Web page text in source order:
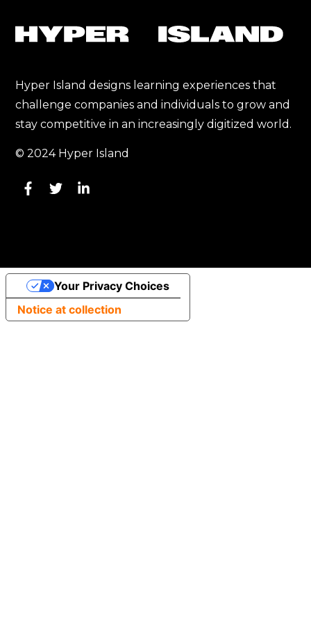
Hyper Island designs learning experiences that
challenge companies and individuals to grow and
stay competitive in an increasingly digitized world.
© 2024 Hyper Island
Notice at collection
Your Privacy Choices